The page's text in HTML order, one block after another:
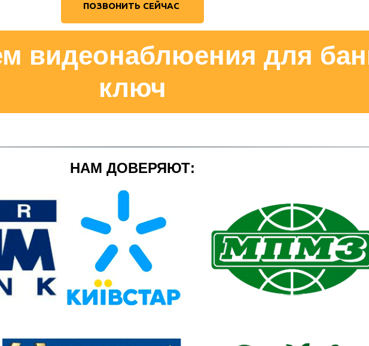
ПОЗВОНИТЬ СЕЙЧАС
видеонаблюения для
ключ
НАМ ДОВЕРЯЮТ: